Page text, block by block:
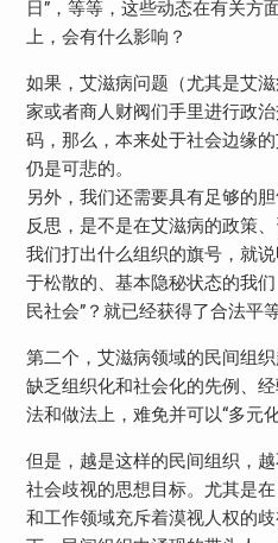
日”，等等，这些动态在有关方
上，会有什么影响？
如果，艾滋病问题（尤其是艾
家或者商人财阀们手里进行政
码，那么，本来处于社会边缘
仍是可悲的。
另外，我们还需要具有足够的
反思，是不是在艾滋病的政策
我们打出什么组织的旗号，就
于松散的、基本隐秘状态的我
民社会”？就已经获得了合法平
第二个，艾滋病领域的民间组
缺乏组织化和社会化的先例、
法和做法上，难免并可以“多元化
但是，越是这样的民间组织，
社会歧视的思想目标。尤其是
和工作领域充斥着漠视人权的